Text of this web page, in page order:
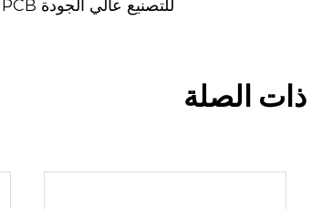
التالي：تصنيع موصل رأس PILOT PCB للتصنيع عالي الجودة
ذات الصلة